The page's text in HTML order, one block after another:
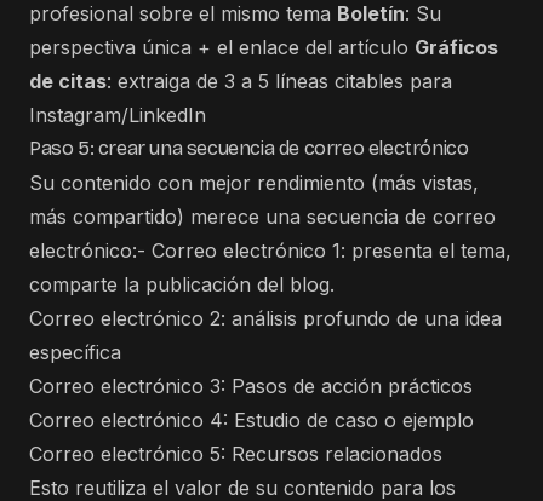
profesional sobre el mismo tema Boletín: Su
perspectiva única + el enlace del artículo Gráficos
de citas: extraiga de 3 a 5 líneas citables para
Instagram/LinkedIn
Paso 5: crear una secuencia de correo electrónico
Su contenido con mejor rendimiento (más vistas,
más compartido) merece una secuencia de correo
electrónico:- Correo electrónico 1: presenta el tema,
comparte la publicación del blog.
Correo electrónico 2: análisis profundo de una idea
específica
Correo electrónico 3: Pasos de acción prácticos
Correo electrónico 4: Estudio de caso o ejemplo
Correo electrónico 5: Recursos relacionados
Esto reutiliza el valor de su contenido para los